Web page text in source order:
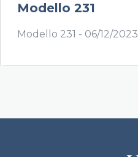
Modello 231
Modello 231 - 06/12/2023